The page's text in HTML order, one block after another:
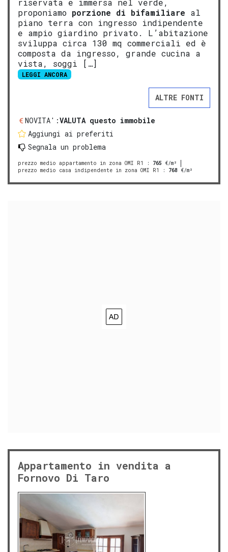
riservata e immersa nel verde,
proponiamo porzione di bifamiliare al
piano terra con ingresso indipendente
e ampio giardino privato. L’abitazione
sviluppa circa 130 mq commerciali ed è
composta da ingresso, grande cucina a
vista, soggi […]
LEGGI ANCORA
ALTRE FONTI
NOVITA':VALUTA questo immobile
Aggiungi ai preferiti
Segnala un problema
prezzo medio appartamento in zona OMI R1 : 765 €/m²
prezzo medio casa indipendente in zona OMI R1
: 768 €/m²
Appartamento in vendita a
Fornovo Di Taro